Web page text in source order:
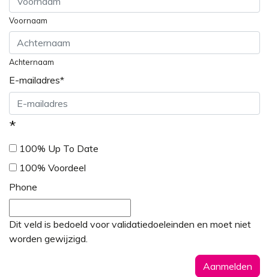
Voornaam
Achternaam
E-mailadres*
*
100% Up To Date
100% Voordeel
Phone
Dit veld is bedoeld voor validatiedoeleinden en moet niet
worden gewijzigd.